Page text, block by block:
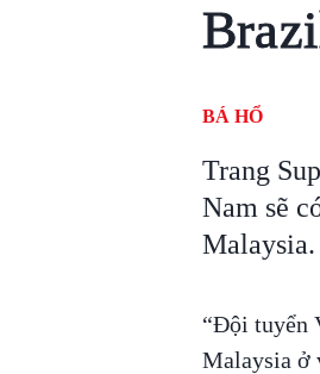
BÁ HỔ
Trang
Nam sẽ
Malaysia.
“Đội tuyển
Malaysia ở